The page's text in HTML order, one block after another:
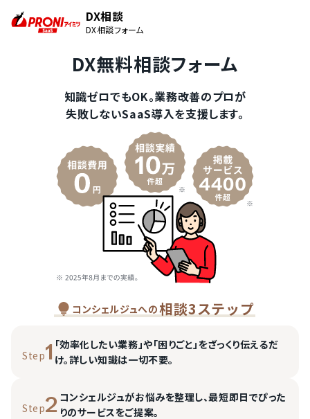
DX相談
DX相談フォーム
DX無料相談フォーム
知識ゼロでもOK。業務改善のプロが
失敗しないSaaS導入を支援します。
コンシェルジュへの相談3ステップ
Step1 「効率化したい業務」や「困りごと」をざっくり伝えるだ
け。詳しい知識は一切不要。
Step2 コンシェルジュがお悩みを整理し、最短即日でぴった
りのサービスをご提案。